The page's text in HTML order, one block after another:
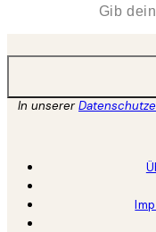
In unserer